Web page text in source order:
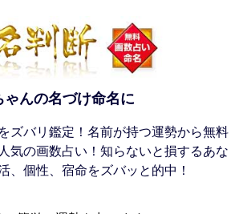
ゃんの名づけ命名に
ズバリ鑑定！名前が持つ運勢から無料
気の画数占い！知らないと損するあな
、個性、宿命をズバッと的中！